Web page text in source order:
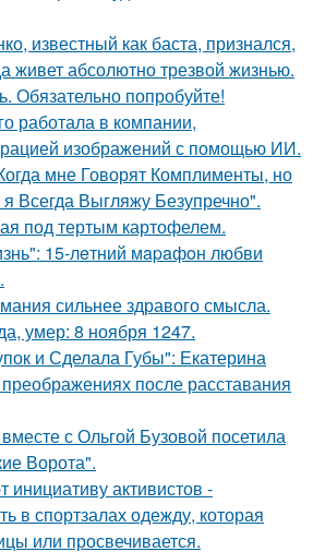
известный как баста, признался,
живет абсолютно трезвой жизнью.
Обязательно попробуйте!
работала в компании,
изображений с помощью ИИ.
мне Говорят Комплименты, но
я Всегда Выгляжу Безупречно".
под тертым картофелем.
15-лeтний мapaфoн любви
сильнее здравого смысла.
умер: 8 ноября 1247.
и Сделала Губы": Екатерина
после расставания
с Ольгой Бузовой посетила
Ворота".
инициативу активистов -
в спортзалах одежду, которая
или просвечивается.